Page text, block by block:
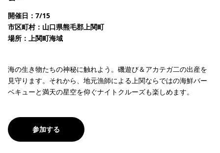
開催日：7/15
市区町村：山口県熊毛郡上関町
場所：上関町海域
海の生き物たちの神秘に触れよう。磯遊び＆アカテガ二の出産を
見守ります。それから、地元漁師による上関ならではの海鮮バー
ベキューと満天の星空を仰ぐナイトクルーズも楽しめます。
参加する